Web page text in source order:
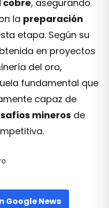
cobre, asegurando
la preparación
etapa. Según su
en proyectos
del oro,
fundamental que
capaz de
mineros de
Google News